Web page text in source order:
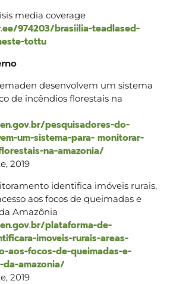
media coverage
974203/brasiilia-teadlased-
tottu
desenvolvem um sistema
de incêndios florestais na
pesquisadores-do-
um-sistema-para- monitorar-
na-amazonia/
2019
identifica imóveis rurais,
aos focos de queimadas e
Amazônia
plataforma-de-
imoveis-rurais-areas-
aos-focos-de-queimadas-e-
amazonia/
2019